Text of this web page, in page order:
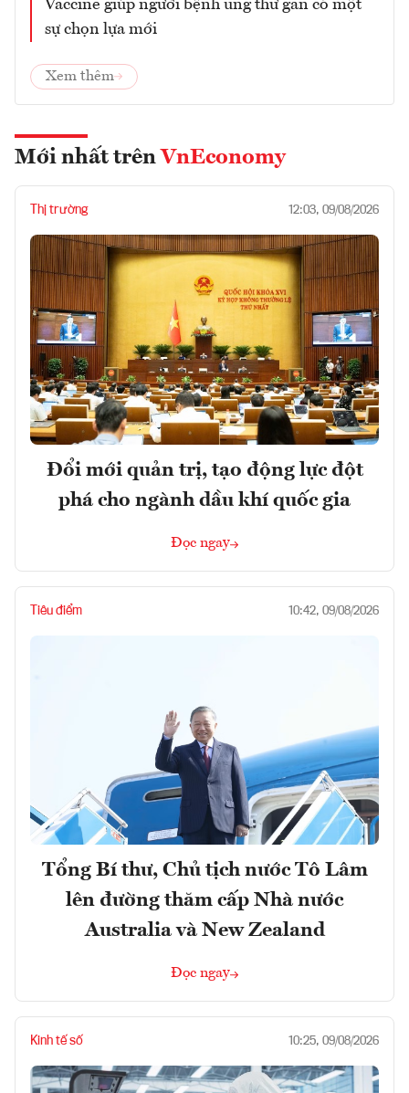
Vaccine giúp người bệnh ung thư gan có một
sự chọn lựa mới
Xem thêm
Mới nhất trên VnEconomy
Thị trường 12:03, 09/08/2026
Đổi mới quản trị, tạo động lực đột
phá cho ngành dầu khí quốc gia
Đọc ngay
Tiêu điểm 10:42, 09/08/2026
Tổng Bí thư, Chủ tịch nước Tô Lâm
lên đường thăm cấp Nhà nước
Australia và New Zealand
Đọc ngay
Kinh tế số 10:25, 09/08/2026